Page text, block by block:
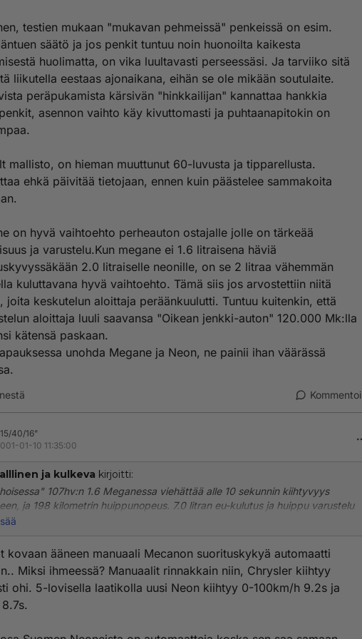
testien mukaan "mukavan pehmeissä" penkeissä on esim.
säätö ja jos penkit tuntuu noin huonoilta kaikesta
huolimatta, on vika luultavasti perseessäsi. Ja tarviiko sitä
liikutella eestaas ajonaikana, eihän se ole mikään soutulaite.
peräpukamista kärsivän "hinkkailijan" kannattaa hankkia
asennon vaihto käy kivuttomasti ja puhtaanapitokin on
mallisto, on hieman muuttunut 60-luvusta ja tipparellusta.
ehkä päivitää tietojaan, ennen kuin päästelee sammakoita
on hyvä vaihtoehto perheauton ostajalle jolle on tärkeää
ja varustelu.Kun megane ei 1.6 litraisena häviä
2.0 litraiselle neonille, on se 2 litraa vähemmän
kuluttavana hyvä vaihtoehto. Tämä siis jos arvostettiin niitä
joita keskutelun aloittaja peräänkuulutti. Tuntuu kuitenkin, että
aloittaja luuli saavansa "Oikean jenkki-auton" 120.000 Mk:lla
kätensä paskaan.
unohda Megane ja Neon, ne painii ihan väärässä
Kommentoi
40/16"
01-10 11:35:00
ja kulkeva kirjoitti:
107hv:n 1.6 Meganessa viehättää alle 10 sekunnin kiihtyvyys
ja 198 kilometrin huippunopeus. 7.0 litran eu-kulutus ja huippu varustelu
myös.
kiva kuuulla minkä merkkinen ja mallinen on se 1.6 litrainen perheauto,
että Meganen 1.4 litraiset 95-heppaiset ovat myös mielestäsi "alitehoisia"
ihmeessä missä autossa on 1.4 litrainen yli sataheppainen kone.
käy, kun verrataan autoja samankokoisilla moottoreilla. Clio on helppo maali
kovaan ääneen manuaali Mecanon suorituskykyä automaatti
Miksi ihmeessä? Manuaalit rinnakkain niin, Chrysler kiihtyy
ohi. 5-lovisella laatikolla uusi Neon kiihtyy 0-100km/h 9.2s ja